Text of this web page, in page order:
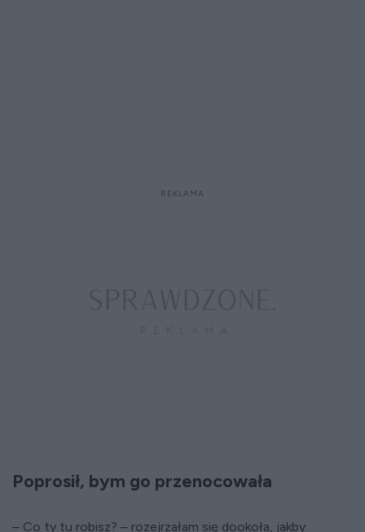
Poprosił, bym go przenocowała
– Co ty tu robisz? – rozejrzałam się dookoła, jakby